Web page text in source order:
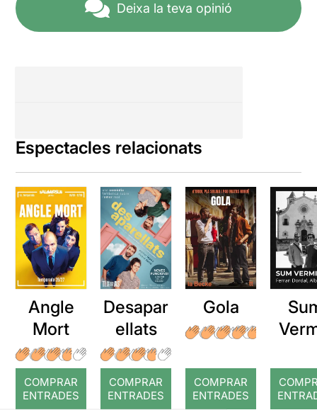
Deixa la teva opinió
Espectacles relacionats
Angle
Mort
COMPRAR
ENTRADES
Desapar
ellats
COMPRAR
ENTRADES
Gola
COMPRAR
ENTRADES